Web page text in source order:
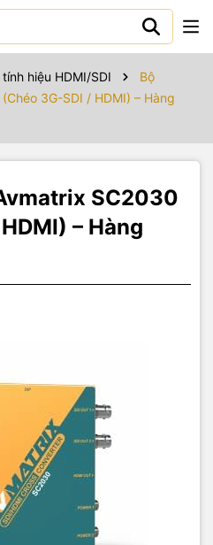
hiệu HDMI/SDI
Bộ
3G-SDI / HDMI) – Hàng
SC2030
– Hàng